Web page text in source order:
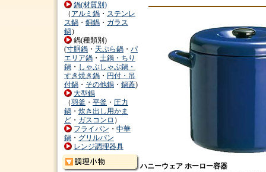
ハニーウェア ホーロー容器
鍋(材質別)
（ アルミ鍋 ・ ステンレ
ス鍋 ・ 銅鍋 ・ ガラス
鍋）
鍋(種類別)
(寸胴鍋 ・ 天ぷら鍋 ・ パ
エリア鍋 ・ 土鍋・ちり
鍋 ・ しゃぶしゃぶ鍋・
すき焼き鍋 ・ 円付・吊
付鍋 ・ その他鍋 ・ 鍋蓋)
大型鍋
（羽釜 ・ 平釜 ・ 圧力
鍋 ・ 炊き出し用かま
ど ・ ガスコンロ ）
フライパン ・ 中華
鍋 ・ グリルパン
レンジ調理器具